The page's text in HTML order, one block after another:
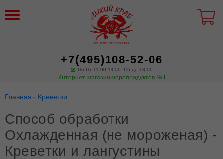
+7(495)108-52-06
Пн-Пт 11:00-18:00. Сб до 13:00
Интернет-магазин морепродуктов №1
Главная Креветки
Способ обработки
Охлажденная (не мороженая) -
Креветки и лангустины